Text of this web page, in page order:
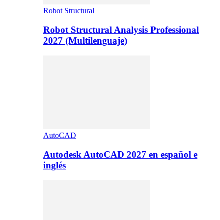
Robot Structural
Robot Structural Analysis Professional
2027 (Multilenguaje)
AutoCAD
Autodesk AutoCAD 2027 en español e
inglés